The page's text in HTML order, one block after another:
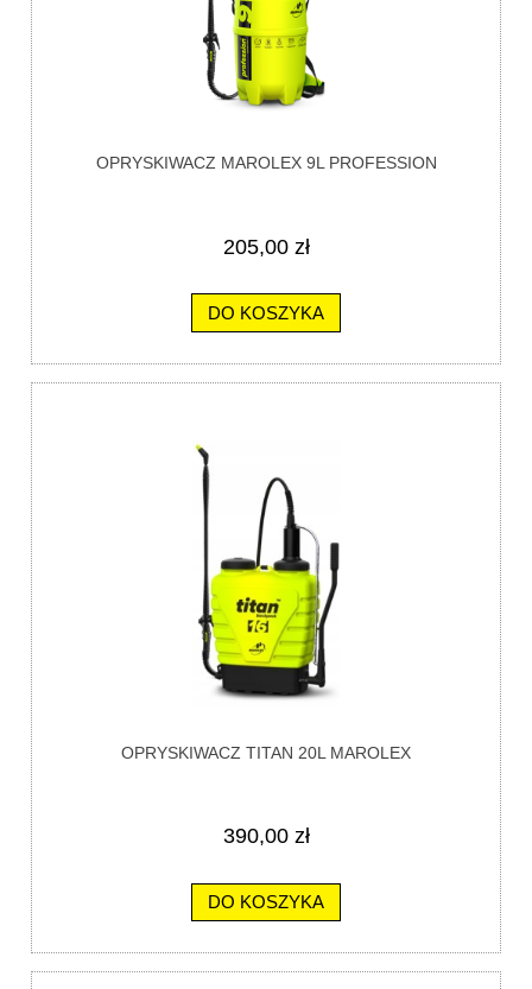
OPRYSKIWACZ MAROLEX 9L PROFESSION
205,00 zł
DO KOSZYKA
OPRYSKIWACZ TITAN 20L MAROLEX
390,00 zł
DO KOSZYKA